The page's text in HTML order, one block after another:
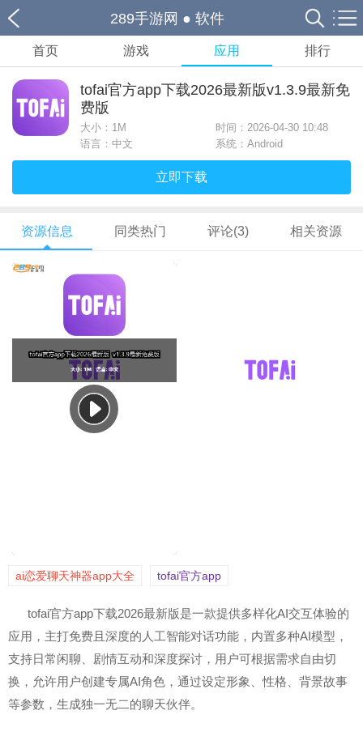
289手游网 ● 软件
首页 游戏 应用 排行
tofai官方app下载2026最新版v1.3.9最新免
费版
大小： 1M
时间：2026-04-30 10:48
语言：中文
系统：Android
立即下载
资源信息 同类热门 评论(3) 相关资源
ai恋爱聊天神器app大全 tofai官方app
tofai官方app下载2026最新版是一款提供多样化AI交互体验的
应用，主打免费且深度的人工智能对话功能，内置多种AI模型，
支持日常闲聊、剧情互动和深度探讨，用户可根据需求自由切
换，允许用户创建专属AI角色，通过设定形象、性格、背景故事
等参数，生成独一无二的聊天伙伴。